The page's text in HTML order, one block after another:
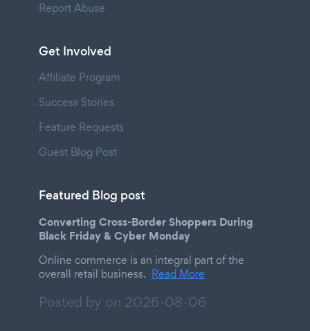
Report Abuse
Get Involved
Affiliate Program
Success Stories
Feature Requests
Guest Blog Post
Featured Blog post
Converting Cross-Border Shoppers During
Black Friday & Cyber Monday
Online commerce is an integral part of the
overall retail business. Read More
Posted by on 2026-08-06